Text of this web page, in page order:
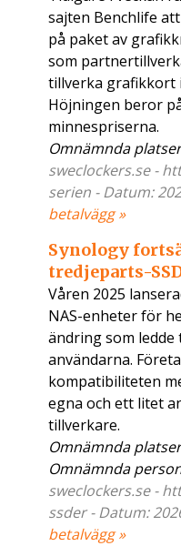
sajten Benchlife
på paket av
som
tillverka grafikkort
Höjningen beror
minnespriserna.
Omnämnda
sweclockers.se -
serien - Datum:
betalvägg »
Synology
tredjeparts-
Våren 2025
NAS-enheter för
ändring som
användarna.
kompatibiliteten
egna och ett litet
tillverkare.
Omnämnda
Omnämnda
sweclockers.se -
ssder - Datum:
betalvägg »